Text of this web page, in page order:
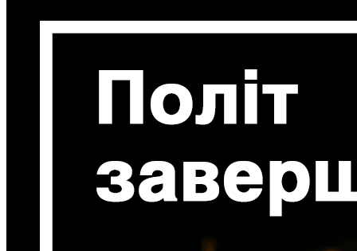
Працевлаштування
Про глухих
Важлива інформація
Благодійні справи
Коронавірус
Офіційна інформація
Про УТОГ
Керівництво УТОГ
Всеукраїнська Рада голів обласних